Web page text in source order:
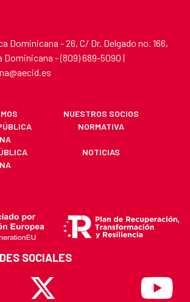
Dominicana - 26, C/ Dr. Delgado no. 166,
Dominicana - (809) 689-5090 |
NUESTROS SOCIOS
NORMATIVA
NOTICIAS
SOCIALES
X Youtube